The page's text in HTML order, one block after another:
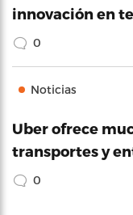
innovación en
0
Noticias
Uber ofrece
transportes y
0